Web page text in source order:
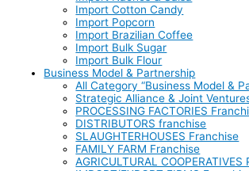
Import Cotton Candy
Import Popcorn
Import Brazilian Coffee
Import Bulk Sugar
Import Bulk Flour
Business Model & Partnership
All Category “Business Model &
Strategic Alliance & Joint
PROCESSING FACTORIES
DISTRIBUTORS franchise
SLAUGHTERHOUSES Franchise
FAMILY FARM Franchise
AGRICULTURAL